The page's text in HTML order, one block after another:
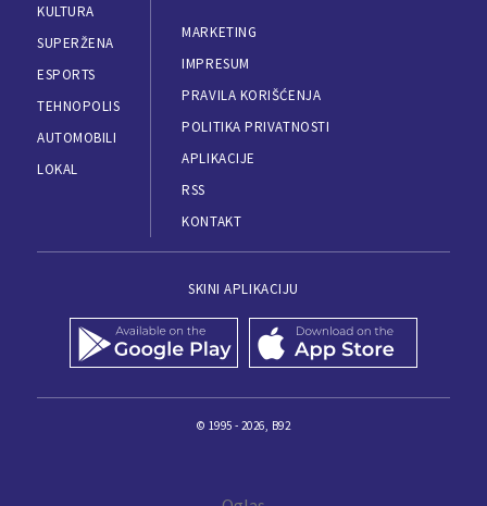
KULTURA
SUPERŽENA
ESPORTS
TEHNOPOLIS
AUTOMOBILI
LOKAL
MARKETING
IMPRESUM
PRAVILA KORIŠĆENJA
POLITIKA PRIVATNOSTI
APLIKACIJE
RSS
KONTAKT
SKINI APLIKACIJU
© 1995 - 2026, B92